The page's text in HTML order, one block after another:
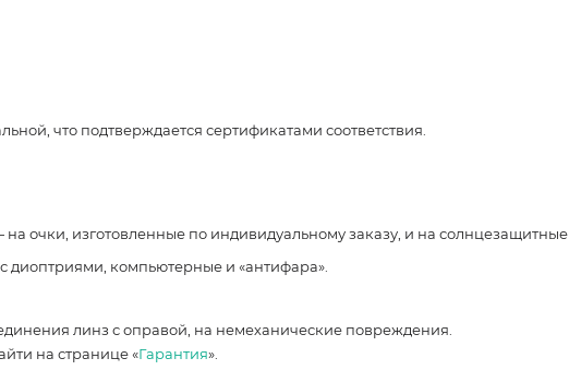
что подтверждается сертификатами соответствия.
очки, изготовленные по индивидуальному заказу, и на солнцезащитные
диоптриями, компьютерные и «антифара».
линз с оправой, на немеханические повреждения.
на странице «Гарантия».